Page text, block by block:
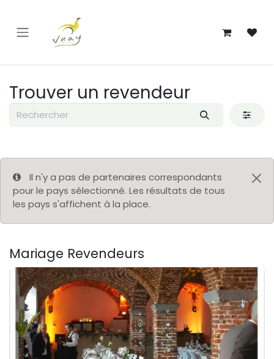
Trouver un revendeur
Il n'y a pas de partenaires correspondants
pour le pays sélectionné. Les résultats de tous
les pays s'affichent à la place.
Mariage Revendeurs